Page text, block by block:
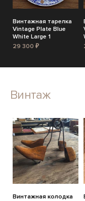
Винтажная тарелка
Vintage Plate Blue
White Large 1
29 300 ₽
Винтаж
Винтажная колодка